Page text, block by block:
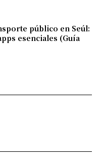
público en Seúl:
esenciales (Guía